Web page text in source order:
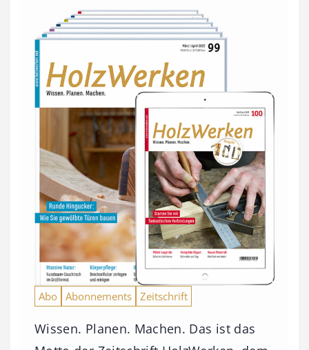
Abo Abonnements Zeitschrift
Wissen. Planen. Machen. Das ist das